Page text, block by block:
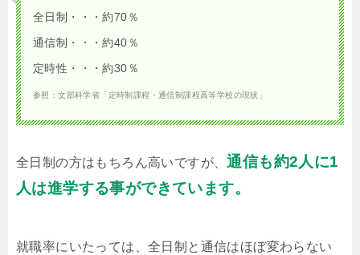
全日制・・・約70％
通信制・・・約40％
定時性・・・約30％
参照：文部科学省「定時制課程・通信制課程高等学校の現状」
全日制の方はもちろん高いですが、通信も約2人に1
人は進学する事ができています。
就職率にいたっては、全日制と通信はほぼ変わらない